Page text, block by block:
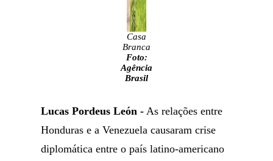
Casa
Branca
Foto:
Agência
Brasil
Lucas Pordeus León - As relações entre
Honduras e a Venezuela causaram crise
diplomática entre o país latino-americano